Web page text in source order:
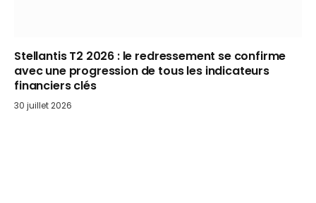
Stellantis T2 2026 : le redressement se confirme
avec une progression de tous les indicateurs
financiers clés
30 juillet 2026